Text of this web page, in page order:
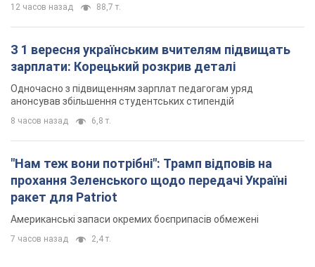
"Нам теж вони потрібні": Трамп відповів на
прохання Зеленського щодо передачі Україні
ракет для Patriot
7 часов назад 2,4 т.